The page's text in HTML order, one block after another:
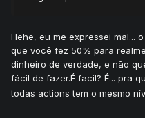
Hehe, eu me expressei mal...
que você fez 50% para
dinheiro de verdade, e não
fácil de fazer.É facil? É... pra
todas actions tem o mesmo